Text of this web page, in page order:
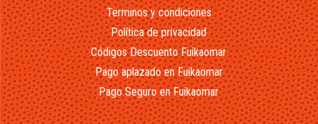
Terminos y condiciones
Política de privacidad
Códigos Descuento Fuikaomar
Pago aplazado en Fuikaomar
Pago Seguro en Fuikaomar